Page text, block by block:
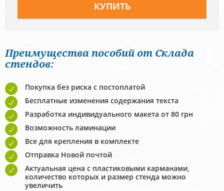
Преимущества пособий от Склада
стендов:
Покупка без риска с постоплатой
Бесплатные изменения содержания текста
Разработка индивидуального макета от 80 грн
Возможность ламинации
Все для крепления в комплекте
Отправка Новой почтой
Актуальная цена с пластиковыми карманами,
количество которых и размер стенда можно
увеличить